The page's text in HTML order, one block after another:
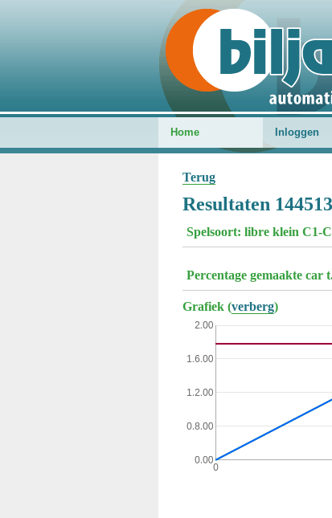
Home Inloggen
Terug
Resultaten
Spelsoort: libre klein C1-
Percentage gemaakte car
Grafiek (verberg)